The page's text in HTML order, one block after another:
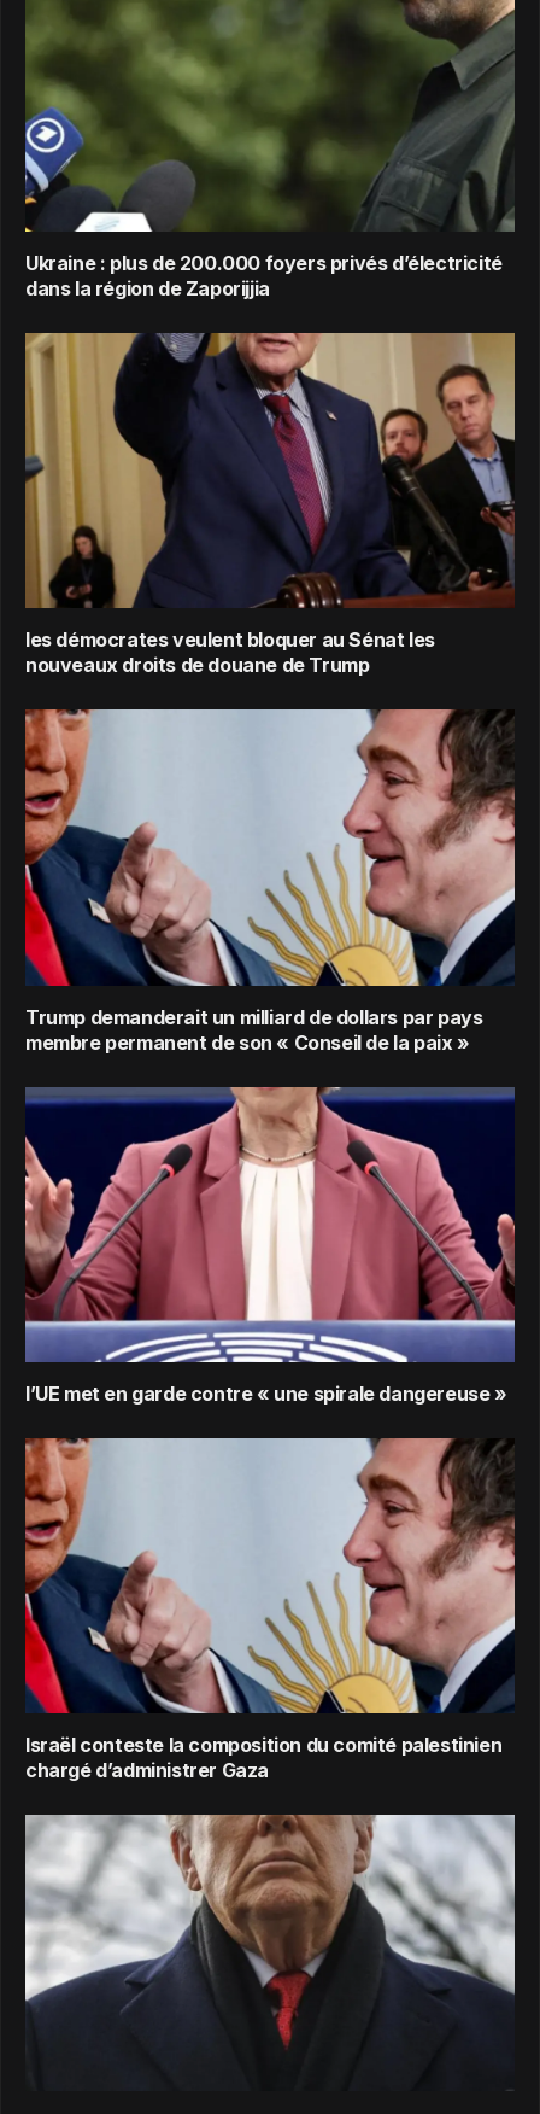
Ukraine : plus de 200.000 foyers privés d’électricité
dans la région de Zaporijjia
les démocrates veulent bloquer au Sénat les
nouveaux droits de douane de Trump
Trump demanderait un milliard de dollars par pays
membre permanent de son « Conseil de la paix »
l’UE met en garde contre « une spirale dangereuse »
Israël conteste la composition du comité palestinien
chargé d’administrer Gaza